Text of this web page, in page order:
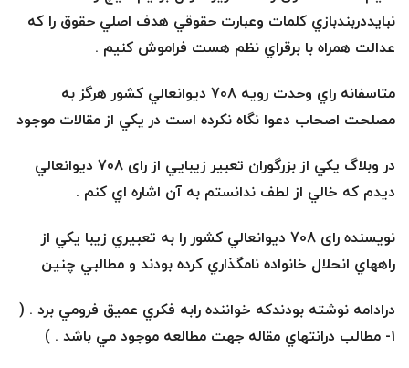
نبايددربندبازي كلمات وعبارت حقوقي هدف اصلي حقوق را كه
عدالت همراه با برقراي نظم هست فراموش كنيم .
متاسفانه راي وحدت رويه 708 ديوانعالي كشور هرگز به
مصلحت اصحاب دعوا نگاه نكرده است در يكي از مقالات موجود
در وبلاگ يكي از بزرگوران
تعبير زيبايي از رای 708 ديوانعالي
ديدم كه خالي از لطف ندانستم به آن اشاره اي كنم .
نويسنده رای 708 ديوانعالي كشور را به تعبيري زيبا يكي از
راههاي انحلال خانواده نامگذاري كرده بودند و مطالبي چنين
درادامه نوشته بودندكه خواننده رابه فكري عميق فرومي برد . (
1- مطالب درانتهاي مقاله جهت مطالعه موجود مي باشد . )